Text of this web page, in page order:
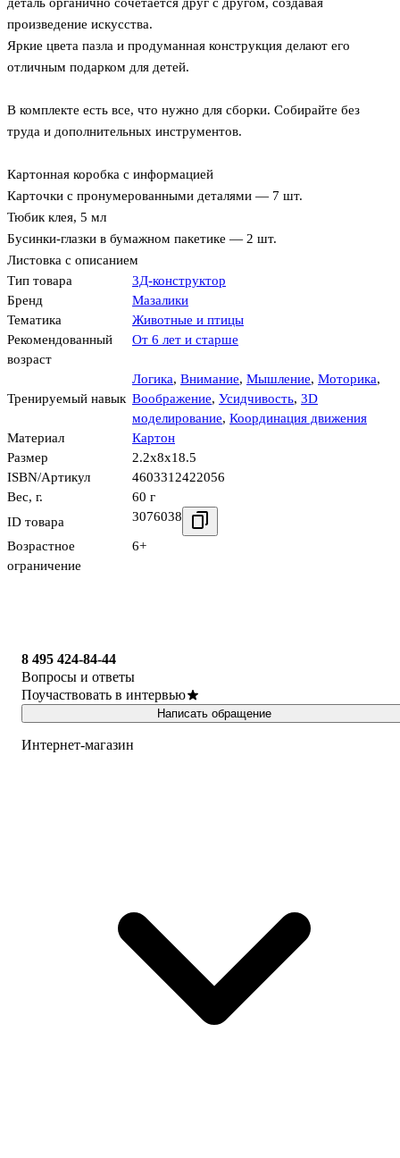
деталь органично сочетается друг с другом, создавая
произведение искусства.
Яркие цвета пазла и продуманная конструкция делают его
отличным подарком для детей.
В комплекте есть все, что нужно для сборки. Собирайте без
труда и дополнительных инструментов.
Картонная коробка с информацией
Карточки с пронумерованными деталями — 7 шт.
Тюбик клея, 5 мл
Бусинки-глазки в бумажном пакетике — 2 шт.
Листовка с описанием
Тип товара
3Д-конструктор
Бренд
Мазалики
Тематика
Животные и птицы
Рекомендованный
возраст
От 6 лет и старше
Тренируемый навык
Логика, Внимание, Мышление, Моторика,
Воображение, Усидчивость, 3D
моделирование, Координация движения
Материал
Картон
Размер
2.2x8x18.5
ISBN/Артикул
4603312422056
Вес, г.
60 г
ID товара
3076038
Возрастное
ограничение
6+
8 495 424-84-44
Вопросы и ответы
Поучаствовать в интервью
Написать обращение
Интернет-магазин